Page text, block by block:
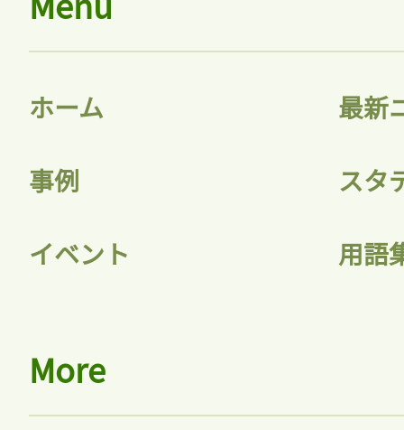
記事をお気に入りに
ログインが必
ログイン
ホーム 最新
事例 スタ
イベント 用語
More